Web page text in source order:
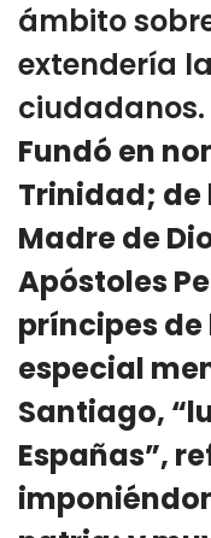
ámbito
extendería
ciudadanos.
Fundó en
Trinidad; de
Madre de
Apóstoles
príncipes de
especial
Santiago,
Españas”,